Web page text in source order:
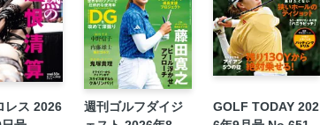
青森山田（青森）
花巻東（岩手）
聖光学院（福島）
出場チーム紹介 関東・東京
健大高崎（群馬）
レス 2026
週刊ゴルフダイジ
GOLF TODAY 202